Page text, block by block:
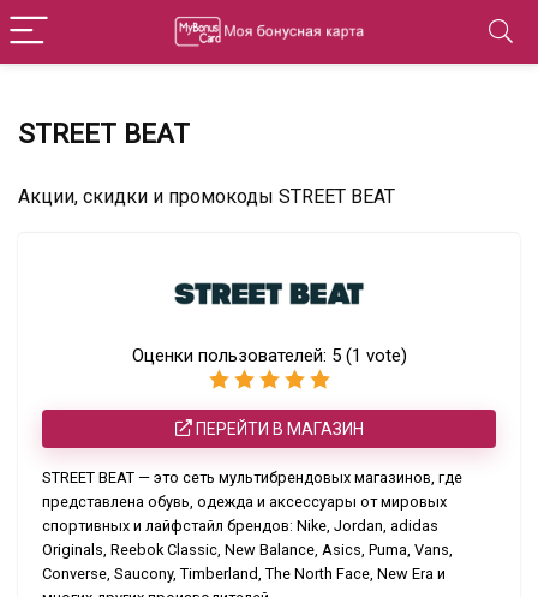
STREET BEAT
Акции, скидки и промокоды STREET BEAT
Оценки пользователей: 5 (1 vote)
ПЕРЕЙТИ В МАГАЗИН
STREET BEAT — это сеть мультибрендовых магазинов, где
представлена обувь, одежда и аксессуары от мировых
спортивных и лайфстайл брендов: Nike, Jordan, adidas
Originals, Reebok Classic, New Balance, Asics, Puma, Vans,
Converse, Saucony, Timberland, The North Face, New Era и